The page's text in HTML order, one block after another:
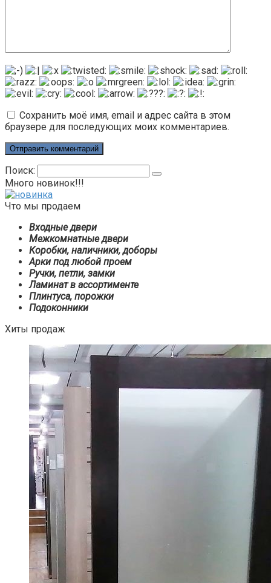
Сохранить моё имя, email и адрес сайта в этом
браузере для последующих моих комментариев.
Поиск:
Много новинок!!!
Что мы продаем
Входные двери
Межкомнатные двери
Коробки, наличники, доборы
Арки под любой проем
Ручки, петли, замки
Ламинат в ассортименте
Плинтуса, порожки
Подоконники
Хиты продаж